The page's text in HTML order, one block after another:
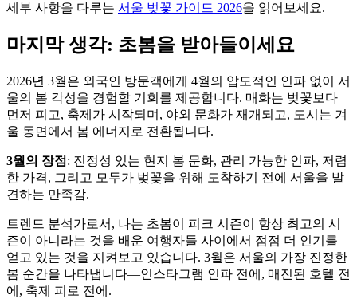
세부 사항을 다루는 서울 벚꽃 가이드 2026을 읽어보세요.
마지막 생각: 초봄을 받아들이세요
2026년 3월은 외국인 방문객에게 4월의 압도적인 인파 없이 서
울의 봄 각성을 경험할 기회를 제공합니다. 매화는 벚꽃보다
먼저 피고, 축제가 시작되며, 야외 문화가 재개되고, 도시는 겨
울 동면에서 봄 에너지로 전환됩니다.
3월의 장점 : 진정성 있는 현지 봄 문화, 관리 가능한 인파, 저렴
한 가격, 그리고 모두가 벚꽃을 위해 도착하기 전에 서울을 발
견하는 만족감.
트렌드 분석가로서, 나는 초봄이 피크 시즌이 항상 최고의 시
즌이 아니라는 것을 배운 여행자들 사이에서 점점 더 인기를
얻고 있는 것을 지켜보고 있습니다. 3월은 서울의 가장 진정한
봄 순간을 나타냅니다—인스타그램 인파 전에, 매진된 호텔 전
에, 축제 피로 전에.